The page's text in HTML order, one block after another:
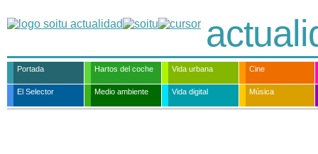
Portada Hartos del coche Vida urbana Cine
El Selector Medio ambiente Vida digital Música